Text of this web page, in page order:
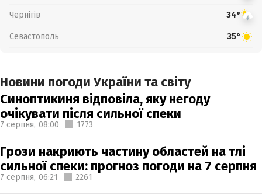
Чернігів 34°
Севастополь 35°
Новини погоди України та світу
Синоптикиня відповіла, яку негоду
очікувати після сильної спеки
7 серпня, 08:00 1773
Грози накриють частину областей на тлі
сильної спеки: прогноз погоди на 7 серпня
7 серпня, 06:21 2261